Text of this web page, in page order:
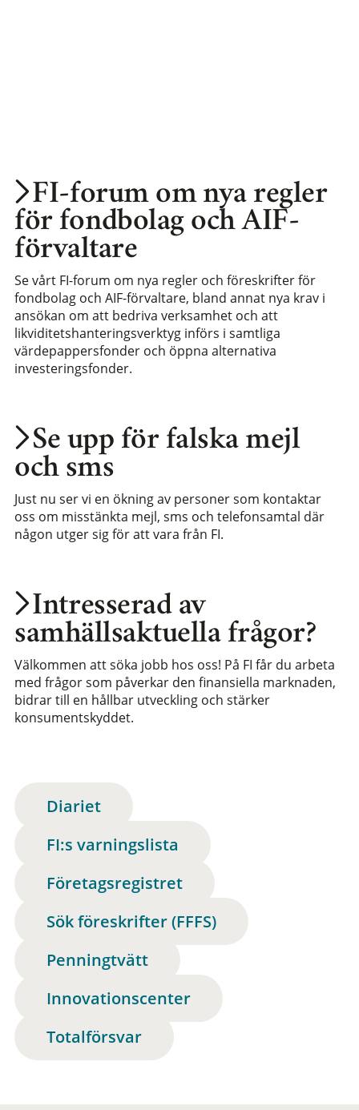
Intresserad av
samhällsaktuella frågor?
Välkommen att söka jobb hos oss! På FI får du arbeta
med frågor som påverkar den finansiella marknaden,
bidrar till en hållbar utveckling och stärker
konsumentskyddet.
Se upp för falska mejl
och sms
Just nu ser vi en ökning av personer som kontaktar
oss om misstänkta mejl, sms och telefonsamtal där
någon utger sig för att vara från FI.
FI-forum om nya regler
för fondbolag och AIF-
förvaltare
Se vårt FI-forum om nya regler och föreskrifter för
fondbolag och AIF-förvaltare, bland annat nya krav i
ansökan om att bedriva verksamhet och att
likviditetshanteringsverktyg införs i samtliga
värdepappersfonder och öppna alternativa
investeringsfonder.
Diariet
FI:s varningslista
Företagsregistret
Sök föreskrifter (FFFS)
Penningtvätt
Innovationscenter
Totalförsvar